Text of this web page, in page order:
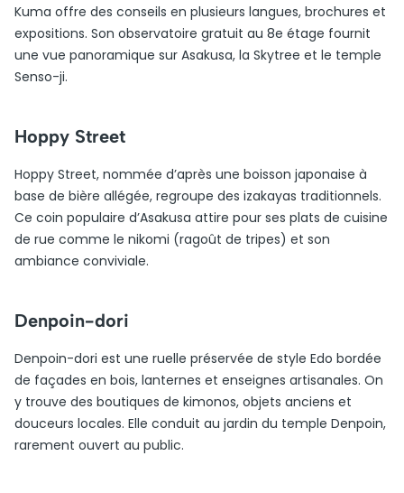
Kuma offre des conseils en plusieurs langues, brochures et
expositions. Son observatoire gratuit au 8e étage fournit
une vue panoramique sur Asakusa, la Skytree et le temple
Senso-ji.
Hoppy Street
Hoppy Street, nommée d’après une boisson japonaise à
base de bière allégée, regroupe des izakayas traditionnels.
Ce coin populaire d’Asakusa attire pour ses plats de cuisine
de rue comme le nikomi (ragoût de tripes) et son
ambiance conviviale.
Denpoin-dori
Denpoin-dori est une ruelle préservée de style Edo bordée
de façades en bois, lanternes et enseignes artisanales. On
y trouve des boutiques de kimonos, objets anciens et
douceurs locales. Elle conduit au jardin du temple Denpoin,
rarement ouvert au public.